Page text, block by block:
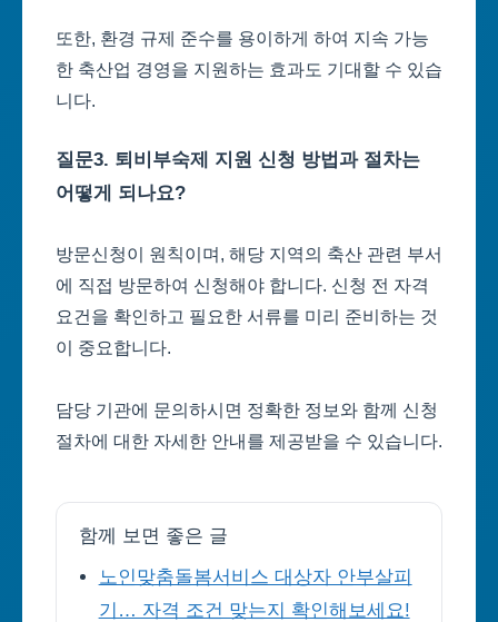
또한, 환경 규제 준수를 용이하게 하여 지속 가능
한 축산업 경영을 지원하는 효과도 기대할 수 있습
니다.
질문3. 퇴비부숙제 지원 신청 방법과 절차는
어떻게 되나요?
방문신청이 원칙이며, 해당 지역의 축산 관련 부서
에 직접 방문하여 신청해야 합니다. 신청 전 자격
요건을 확인하고 필요한 서류를 미리 준비하는 것
이 중요합니다.
담당 기관에 문의하시면 정확한 정보와 함께 신청
절차에 대한 자세한 안내를 제공받을 수 있습니다.
함께 보면 좋은 글
노인맞춤돌봄서비스 대상자 안부살피
기… 자격 조건 맞는지 확인해보세요!